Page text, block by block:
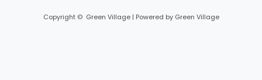
Copyright © Green Village | Powered by Green Village